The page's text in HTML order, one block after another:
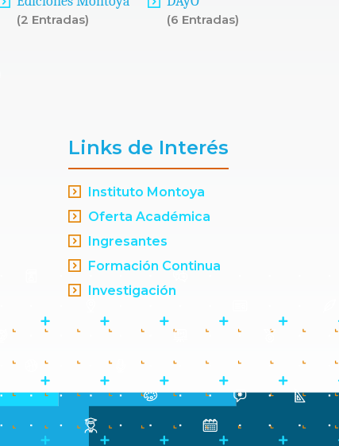
(2 Entradas) (6 Entradas)
Links de Interés
Instituto Montoya
Oferta Académica
Ingresantes
Formación Continua
Investigación